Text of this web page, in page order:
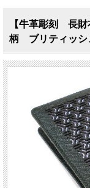
【牛革彫刻 長
柄 ブリティッシ